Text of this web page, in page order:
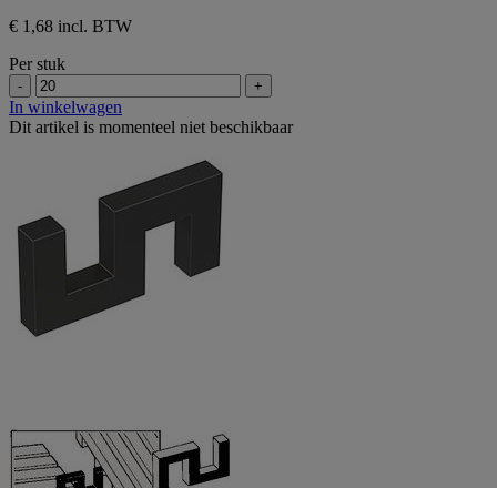
€ 1,68 incl. BTW
Per stuk
- +
In winkelwagen
Dit artikel is momenteel niet beschikbaar